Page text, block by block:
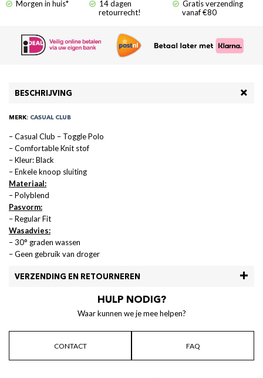
Morgen in huis*
14 dagen
retourrecht!
Gratis verzending
vanaf €80
BESCHRIJVING
MERK: CASUAL CLUB
– Casual Club – Toggle Polo
– Comfortable Knit stof
– Kleur: Black
– Enkele knoop sluiting
Materiaal:
– Polyblend
Pasvorm:
– Regular Fit
Wasadvies:
– 30° graden wassen
– Geen gebruik van droger
VERZENDING EN RETOURNEREN
HULP NODIG?
Waar kunnen we je mee helpen?
CONTACT FAQ